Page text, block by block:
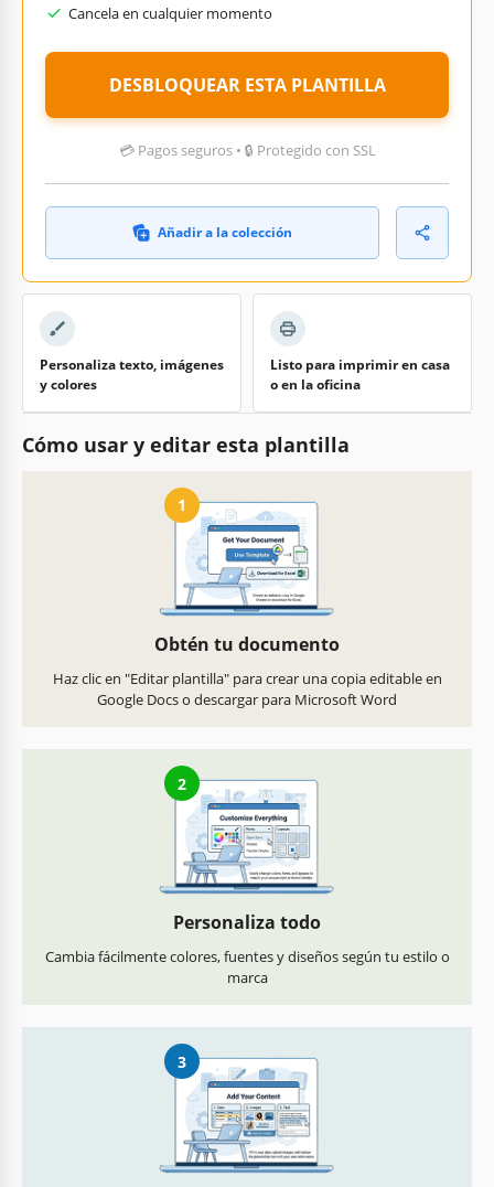
Cancela en cualquier momento
DESBLOQUEAR ESTA PLANTILLA
💳 Pagos seguros • 🔒 Protegido con SSL
Añadir a la colección
Personaliza texto, imágenes
y colores
Listo para imprimir en casa
o en la oficina
Cómo usar y editar esta plantilla
1
Obtén tu documento
Haz clic en "Editar plantilla" para crear una copia editable en
Google Docs o descargar para Microsoft Word
2
Personaliza todo
Cambia fácilmente colores, fuentes y diseños según tu estilo o
marca
3